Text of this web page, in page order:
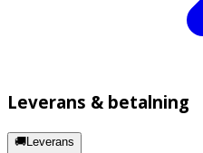
Leverans & betalning
🚚Leverans